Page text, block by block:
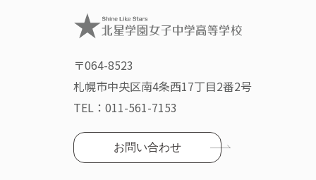
〒064-8523
札幌市中央区南4条西17丁目2番2号
TEL： 011-561-7153
お問い合わせ